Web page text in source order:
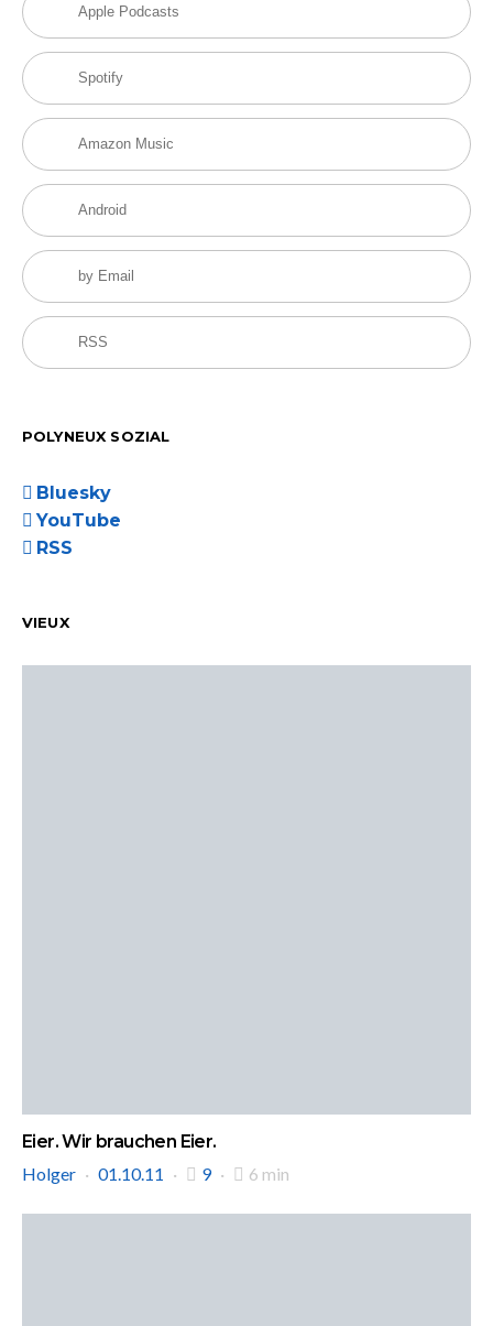
Apple Podcasts
Spotify
Amazon Music
Android
by Email
RSS
POLYNEUX SOZIAL
Bluesky
YouTube
RSS
VIEUX
Eier. Wir brauchen Eier.
Holger
01.10.11 9 6 min